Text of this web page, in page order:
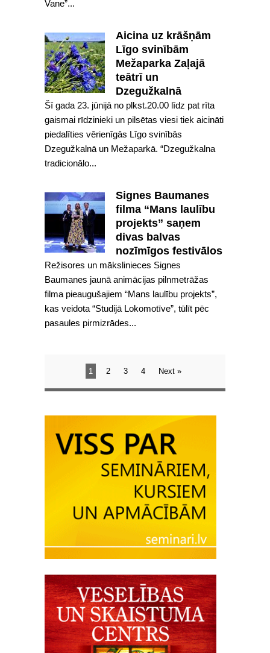
Vane”...
Aicina uz krāšņām
Līgo svinībām
Mežaparka Zaļajā
teātrī un
Dzegužkalnā
Šī gada 23. jūnijā no plkst.20.00 līdz pat rīta
gaismai rīdzinieki un pilsētas viesi tiek aicināti
piedalīties vērienīgās Līgo svinībās
Dzegužkalnā un Mežaparkā. “Dzegužkalna
tradicionālo...
Signes Baumanes
filma “Mans laulību
projekts” saņem
divas balvas
nozīmīgos festivālos
Režisores un mākslinieces Signes
Baumanes jaunā animācijas pilnmetrāžas
filma pieaugušajiem “Mans laulību projekts”,
kas veidota “Studijā Lokomotīve”, tūlīt pēc
pasaules pirmizrādes...
1 2 3 4 Next »